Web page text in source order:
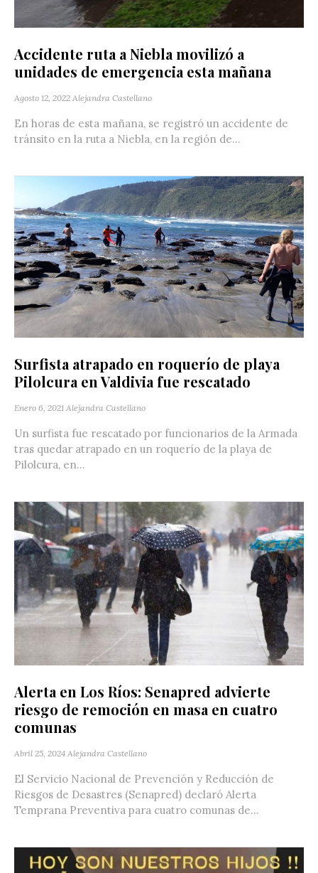
Accidente ruta a Niebla movilizó a
unidades de emergencia esta mañana
Agosto 12, 2022 Alejandra Castellano
En horas de esta mañana, se registró un accidente de
tránsito en la ruta a Niebla, en la región de...
Surfista atrapado en roquerío de playa
Pilolcura en Valdivia fue rescatado
Enero 6, 2021 Alejandra Castellano
Un surfista fue rescatado por funcionarios de la Armada
tras quedar atrapado en un roquerío de la playa de
Pilolcura, en...
Alerta en Los Ríos: Senapred advierte
riesgo de remoción en masa en cuatro
comunas
Abril 25, 2024 Alejandra Castellano
El Servicio Nacional de Prevención y Reducción de
Riesgos de Desastres (Senapred) declaró Alerta
Temprana Preventiva para cuatro comunas de...